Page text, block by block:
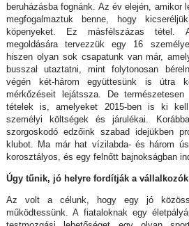
beruházásba fognánk. Az év elején, amikor
megfogalmaztuk benne, hogy
köpenyeket. Ez másfélszázas tétel.
megoldására tervezzük egy 16
hiszen olyan sok csapatunk van már,
busszal utaztatni, mint folytonosan
végén két-három együttesünk is útra
mérkőzéseit lejátssza. De
tételek is, amelyeket 2015-ben is ki
személyi költségek és járulékai.
szorgoskodó edzőink szabad idejükben
klubot. Ma már hat vízilabda- és három
korosztályos, és egy felnőtt bajnokságban
Úgy tűnik, jó helyre fordítják a
Az volt a célunk, hogy egy jó
működtessünk. A fiataloknak egy